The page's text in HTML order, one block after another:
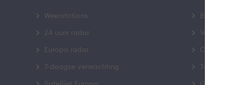
Weerstations
24 uurs radar
Europa radar
7-daagse verwachting
Contact